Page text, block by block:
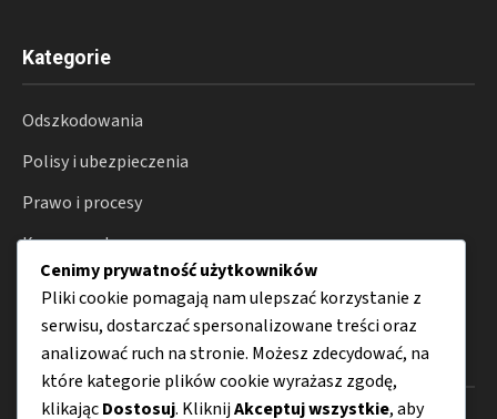
Kategorie
Odszkodowania
Polisy i ubezpieczenia
Prawo i procesy
Konsument
Menu
Cenimy prywatność użytkowników
Pliki cookie pomagają nam ulepszać korzystanie z
serwisu, dostarczać spersonalizowane treści oraz
analizować ruch na stronie. Możesz zdecydować, na
które kategorie plików cookie wyrażasz zgodę,
klikającDostosuj. KliknijAkceptuj wszystkie, aby